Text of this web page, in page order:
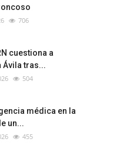
706
cuestiona a
Ávila tras...
504
médica en la
un...
455